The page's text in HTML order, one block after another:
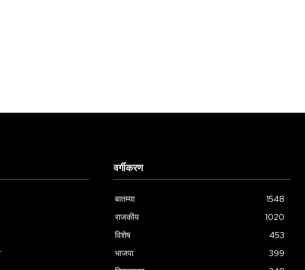
वर्गीकरण
बातम्या
1548
राजकीय
1020
विशेष
453
भाजपा
399